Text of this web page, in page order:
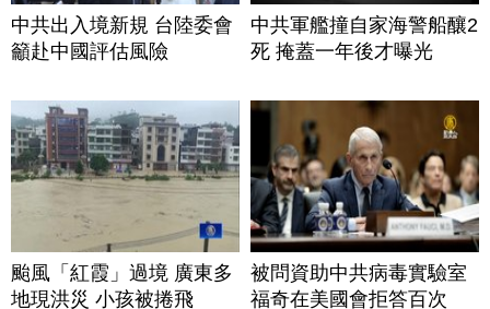
中共出入境新規 台陸委會
籲赴中國評估風險
中共軍艦撞自家海警船釀2
死 掩蓋一年後才曝光
颱風「紅霞」過境 廣東多
地現洪災 小孩被捲飛
被問資助中共病毒實驗室
福奇在美國會拒答百次